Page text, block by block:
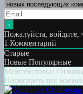
Пожалуйста, войдите,
1 Комментарий
Старые
Новые Популярные
Межтекстовые Отзывы
Посмотреть все